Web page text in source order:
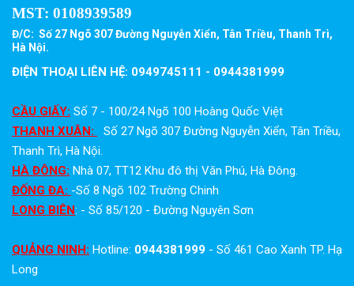
MST: 0108939589
Đ/C: Số 27 Ngõ 307 Đường Nguyễn Xiển, Tân Triều, Thanh Trì,
Hà Nội.
ĐIỆN THOẠI LIÊN HỆ: 0949745111 - 0944381999
CẦU GIẤY: Số 7 - 100/24 Ngõ 100 Hoàng Quốc Việt
THANH XUÂN:
Số 27 Ngõ 307 Đường Nguyễn Xiển, Tân Triều,
Thanh Trì, Hà Nội.
HÀ ĐÔNG: Nhà 07, TT12 Khu đô thị Văn Phú, Hà Đông.
ĐỐNG ĐA: -Số 8 Ngõ 102 Trường Chinh
LONG BIÊN: - Số 85/120 - Đường Nguyên Sơn
QUẢNG NINH: Hotline: 0944381999 - Số 461 Cao Xanh TP. Hạ
Long